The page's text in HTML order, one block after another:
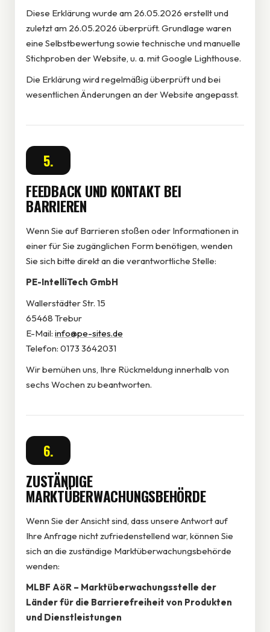
Diese Erklärung wurde am 26.05.2026 erstellt und
zuletzt am 26.05.2026 überprüft. Grundlage waren
eine Selbstbewertung sowie technische und manuelle
Stichproben der Website, u. a. mit Google Lighthouse.
Die Erklärung wird regelmäßig überprüft und bei
wesentlichen Änderungen an der Website angepasst.
5.
FEEDBACK UND KONTAKT BEI
BARRIEREN
Wenn Sie auf Barrieren stoßen oder Informationen in
einer für Sie zugänglichen Form benötigen, wenden
Sie sich bitte direkt an die verantwortliche Stelle:
PE-IntelliTech GmbH
Wallerstädter Str. 15
65468 Trebur
E-Mail: info@pe-sites.de
Telefon: 0173 3642031
Wir bemühen uns, Ihre Rückmeldung innerhalb von
sechs Wochen zu beantworten.
6.
ZUSTÄNDIGE
MARKTÜBERWACHUNGSBEHÖRDE
Wenn Sie der Ansicht sind, dass unsere Antwort auf
Ihre Anfrage nicht zufriedenstellend war, können Sie
sich an die zuständige Marktüberwachungsbehörde
wenden:
MLBF AöR – Marktüberwachungsstelle der
Länder für die Barrierefreiheit von Produkten
und Dienstleistungen